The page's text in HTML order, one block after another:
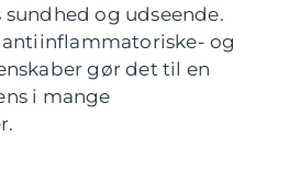
og udseende.
og
gør det til en
i mange